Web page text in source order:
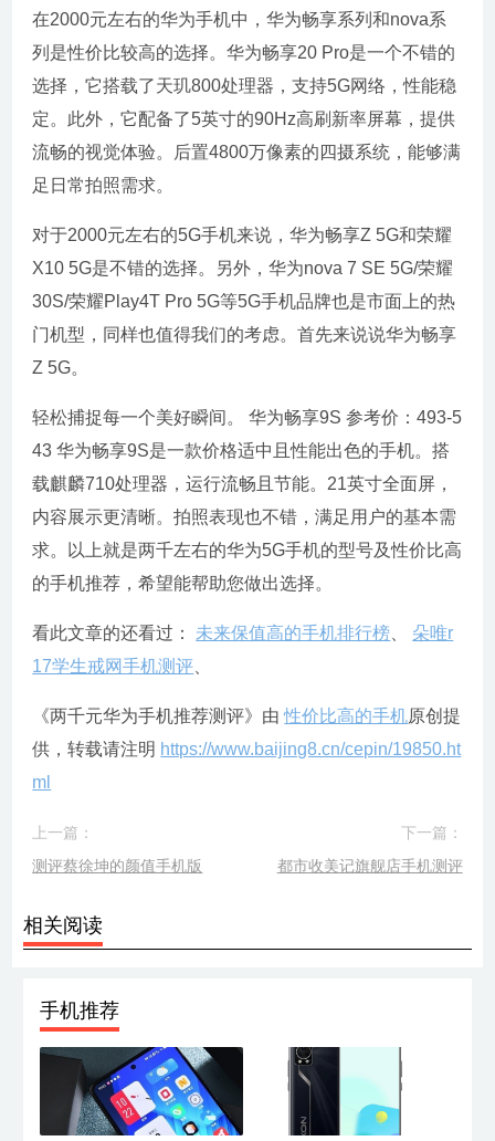
在2000元左右的华为手机中，华为畅享系列和nova系
列是性价比较高的选择。华为畅享20 Pro是一个不错的
选择，它搭载了天玑800处理器，支持5G网络，性能稳
定。此外，它配备了5英寸的90Hz高刷新率屏幕，提供
流畅的视觉体验。后置4800万像素的四摄系统，能够满
足日常拍照需求。
对于2000元左右的5G手机来说，华为畅享Z 5G和荣耀
X10 5G是不错的选择。另外，华为nova 7 SE 5G/荣耀
30S/荣耀Play4T Pro 5G等5G手机品牌也是市面上的热
门机型，同样也值得我们的考虑。首先来说说华为畅享
Z 5G。
轻松捕捉每一个美好瞬间。 华为畅享9S 参考价：493-5
43 华为畅享9S是一款价格适中且性能出色的手机。搭
载麒麟710处理器，运行流畅且节能。21英寸全面屏，
内容展示更清晰。拍照表现也不错，满足用户的基本需
求。以上就是两千左右的华为5G手机的型号及性价比高
的手机推荐，希望能帮助您做出选择。
看此文章的还看过： 未来保值高的手机排行榜
朵唯r
17学生戒网手机测评
《两千元华为手机推荐测评》由性价比高的手机原创提
供，转载请注明 https://www.baijing8.cn/cepin/19850.ht
ml
上一篇：
测评蔡徐坤的颜值手机版
下一篇：
都市收美记旗舰店手机测评
相关阅读
手机推荐